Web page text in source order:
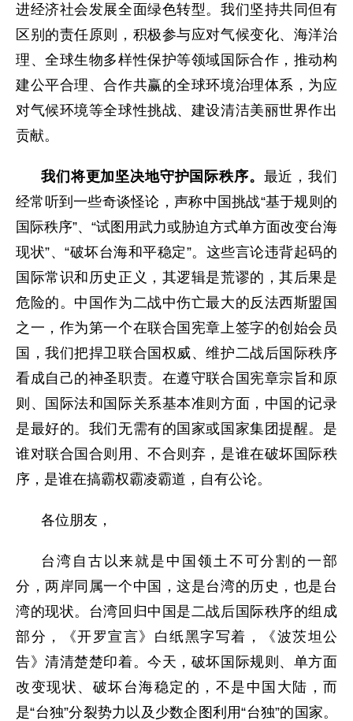
进经济社会发展全面绿色转型。我们坚持共同但有
区别的责任原则，积极参与应对气候变化、海洋治
理、全球生物多样性保护等领域国际合作，推动构
建公平合理、合作共赢的全球环境治理体系，为应
对气候环境等全球性挑战、建设清洁美丽世界作出
贡献。
我们将更加坚决地守护国际秩序。 最近，我们
经常听到一些奇谈怪论，声称中国挑战“基于规则的
国际秩序”、“试图用武力或胁迫方式单方面改变台海
现状”、“破坏台海和平稳定”。这些言论违背起码的
国际常识和历史正义，其逻辑是荒谬的，其后果是
危险的。中国作为二战中伤亡最大的反法西斯盟国
之一，作为第一个在联合国宪章上签字的创始会员
国，我们把捍卫联合国权威、维护二战后国际秩序
看成自己的神圣职责。在遵守联合国宪章宗旨和原
则、国际法和国际关系基本准则方面，中国的记录
是最好的。我们无需有的国家或国家集团提醒。是
谁对联合国合则用、不合则弃，是谁在破坏国际秩
序，是谁在搞霸权霸凌霸道，自有公论。
各位朋友，
台湾自古以来就是中国领土不可分割的一部
分，两岸同属一个中国，这是台湾的历史，也是台
湾的现状。台湾回归中国是二战后国际秩序的组成
部分，《开罗宣言》白纸黑字写着，《波茨坦公
告》清清楚楚印着。今天，破坏国际规则、单方面
改变现状、破坏台海稳定的，不是中国大陆，而
是“台独”分裂势力以及少数企图利用“台独”的国家。